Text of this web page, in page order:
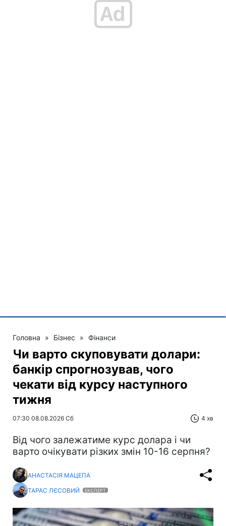
Головна » Бізнес » Фінанси
Чи варто скуповувати долари:
банкір спрогнозував, чого
чекати від курсу наступного
тижня
07:30 08.08.2026 Сб 4 хв
Від чого залежатиме курс долара і чи
варто очікувати різких змін 10-16 серпня?
АНАСТАСІЯ МАЦЕПА
ТАРАС ЛЄСОВИЙ
ЕКСПЕРТ